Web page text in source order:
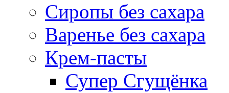
Сиропы без сахара
Варенье без сахара
Крем-пасты
Супер Сгущёнка